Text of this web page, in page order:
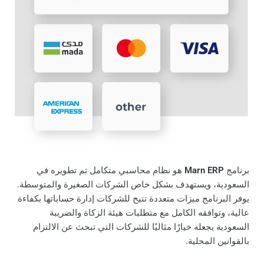
برنامج Marn ERP هو نظام محاسبي متكامل تم تطويره في
السعودية، ويستهدف بشكل خاص الشركات الصغيرة والمتوسطة.
يوفر البرنامج ميزات متعددة تتيح للشركات إدارة حساباتها بكفاءة
عالية، وتوافقه الكامل مع متطلبات هيئة الزكاة والضريبة
السعودية يجعله خيارًا مثاليًا للشركات التي تبحث عن الالتزام
بالقوانين المحلية.